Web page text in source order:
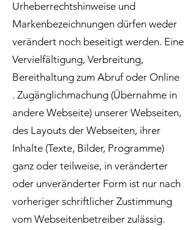
Urheberrechtshinweise und
Markenbezeichnungen dürfen weder
verändert noch beseitigt werden. Eine
Vervielfältigung, Verbreitung,
Bereithaltung zum Abruf oder Online
. Zugänglichmachung (Übernahme in
andere Webseite) unserer Webseiten,
des Layouts der Webseiten, ihrer
Inhalte (Texte, Bilder, Programme)
ganz oder teilweise, in veränderter
oder unveränderter Form ist nur nach
vorheriger schriftlicher Zustimmung
vom Webseitenbetreiber zulässig.